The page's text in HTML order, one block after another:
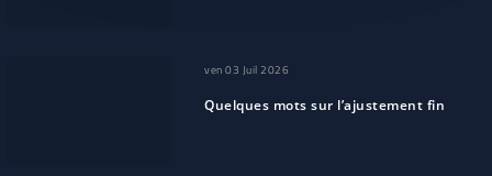
ven 03 Juil 2026
Quelques mots sur l’ajustement fin